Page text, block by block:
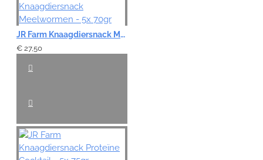
JR Farm Knaagdiersnack Meelwormen - 5x 70gr
€ 27,50